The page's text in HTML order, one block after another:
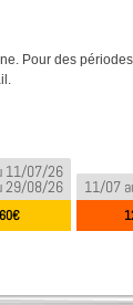
Pour des
11/07/26
29/08/26 11/07